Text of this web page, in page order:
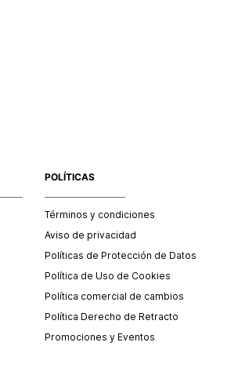
POLÍTICAS
Términos y condiciones
Aviso de privacidad
Políticas de Protección de Datos
Política de Uso de Cookies
Política comercial de cambios
Política Derecho de Retracto
Promociones y Eventos